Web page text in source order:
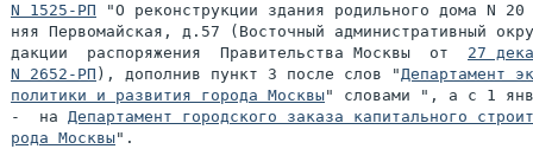
N 1525-РП "О реконструкции здания родильного дома N
няя Первомайская, д.57 (Восточный административный
дакции  распоряжения  Правительства Москвы  от 27
N 2652-РП ), дополнив пункт 3 после слов "Департамент
политики и развития города Москвы" словами ", а с 1
-  на Департамент городского заказа капитального
рода Москвы".